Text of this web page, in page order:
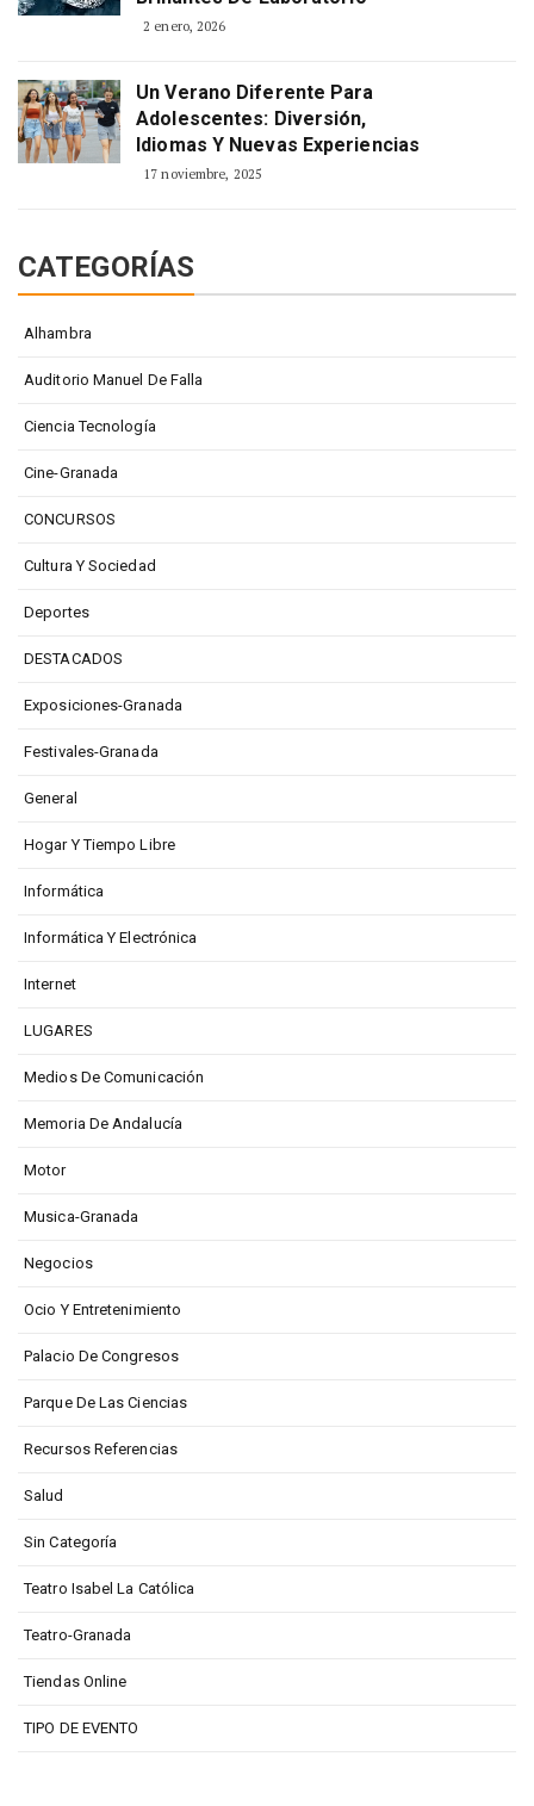
2 enero, 2026
Un Verano Diferente Para
Adolescentes: Diversión,
Idiomas Y Nuevas Experiencias
17 noviembre, 2025
CATEGORÍAS
Alhambra
Auditorio Manuel De Falla
Ciencia Tecnología
Cine-Granada
CONCURSOS
Cultura Y Sociedad
Deportes
DESTACADOS
Exposiciones-Granada
Festivales-Granada
General
Hogar Y Tiempo Libre
Informática
Informática Y Electrónica
Internet
LUGARES
Medios De Comunicación
Memoria De Andalucía
Motor
Musica-Granada
Negocios
Ocio Y Entretenimiento
Palacio De Congresos
Parque De Las Ciencias
Recursos Referencias
Salud
Sin Categoría
Teatro Isabel La Católica
Teatro-Granada
Tiendas Online
TIPO DE EVENTO